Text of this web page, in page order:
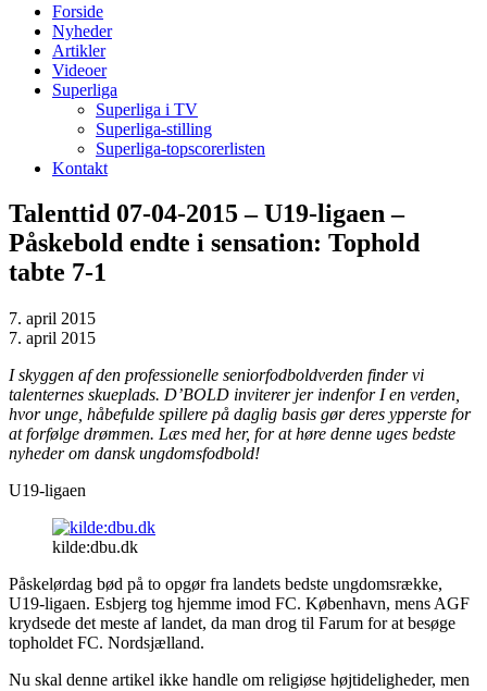
Forside
Nyheder
Artikler
Videoer
Superliga
Superliga i TV
Superliga-stilling
Superliga-topscorerlisten
Kontakt
Talenttid 07-04-2015 – U19-ligaen –
Påskebold endte i sensation: Tophold
tabte 7-1
7. april 2015
7. april 2015
I skyggen af den professionelle seniorfodboldverden finder vi
talenternes skueplads. D’BOLD inviterer jer indenfor I en verden,
hvor unge, håbefulde spillere på daglig basis gør deres ypperste for
at forfølge drømmen. Læs med her, for at høre denne uges bedste
nyheder om dansk ungdomsfodbold!
U19-ligaen
kilde:dbu.dk
Påskelørdag bød på to opgør fra landets bedste ungdomsrække,
U19-ligaen. Esbjerg tog hjemme imod FC. København, mens AGF
krydsede det meste af landet, da man drog til Farum for at besøge
topholdet FC. Nordsjælland.
Nu skal denne artikel ikke handle om religiøse højtideligheder, men